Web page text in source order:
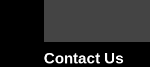
Contact Us